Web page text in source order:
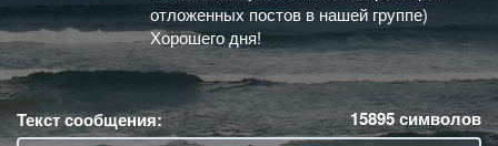
отложенных постов в нашей группе)
Хорошего дня!
Текст сообщения: 15895символов